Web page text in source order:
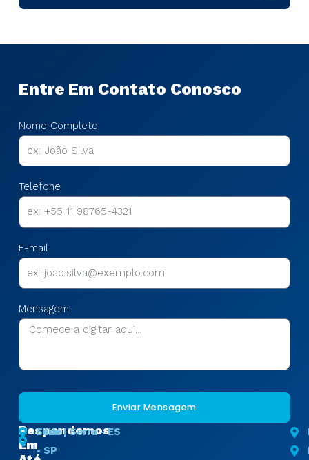
Entre Em Contato Conosco
Nome Completo
Telefone
E-mail
Mensagem
Enviar Mensagem
Respondemos
Em
Sede
- SP
Filial | Serra - ES